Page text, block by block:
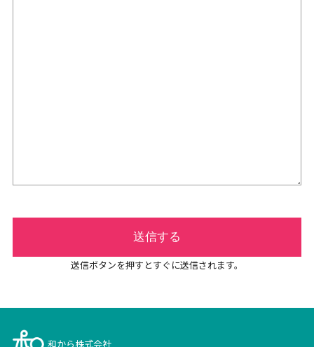
送信ボタンを押すとすぐに送信されます。
和から株式会社